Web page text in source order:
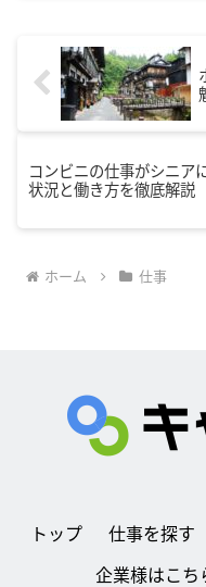
コンビニの仕事がシニア
状況と働き方を徹底解説
ホーム 仕事
トップ 仕事を探す
企業様はこち